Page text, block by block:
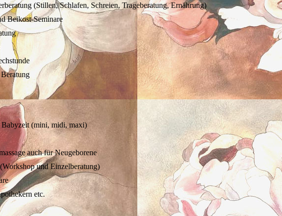
(Stillen, Schlafen, Schreien, Trageberatung, Ernährung)
Beikost-Seminare
Babyzeit (mini, midi, maxi)
auch für Neugeborene
und Einzelberatung)
etc.